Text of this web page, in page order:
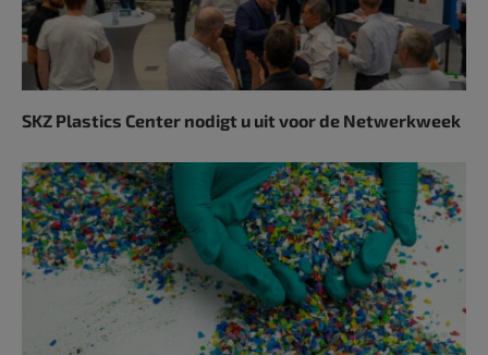
SKZ Plastics Center nodigt u uit voor de Netwerkweek